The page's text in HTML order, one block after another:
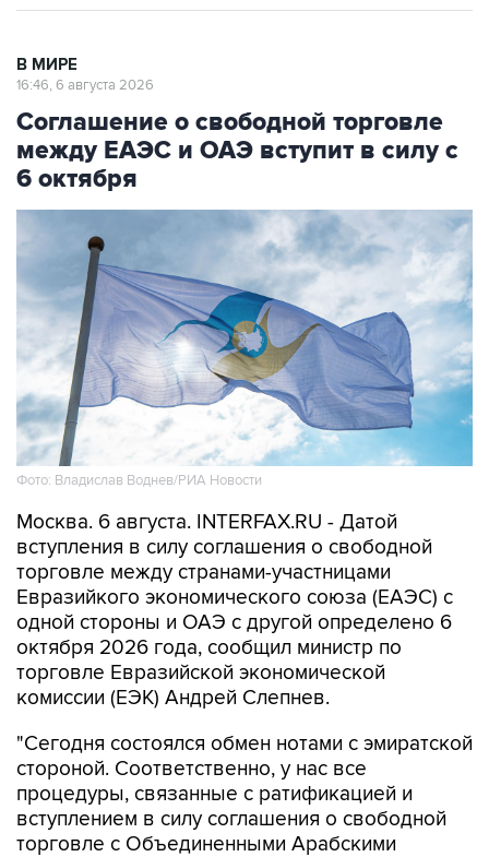
В МИРЕ
16:46, 6 августа 2026
Соглашение о свободной торговле
между ЕАЭС и ОАЭ вступит в силу с
6 октября
Фото: Владислав Воднев/РИА Новости
Москва. 6 августа. INTERFAX.RU - Датой
вступления в силу соглашения о свободной
торговле между странами-участницами
Евразийкого экономического союза (ЕАЭС) с
одной стороны и ОАЭ с другой определено 6
октября 2026 года, сообщил министр по
торговле Евразийской экономической
комиссии (ЕЭК) Андрей Слепнев.
"Сегодня состоялся обмен нотами с эмиратской
стороной. Соответственно, у нас все
процедуры, связанные с ратификацией и
вступлением в силу соглашения о свободной
торговле с Объединенными Арабскими